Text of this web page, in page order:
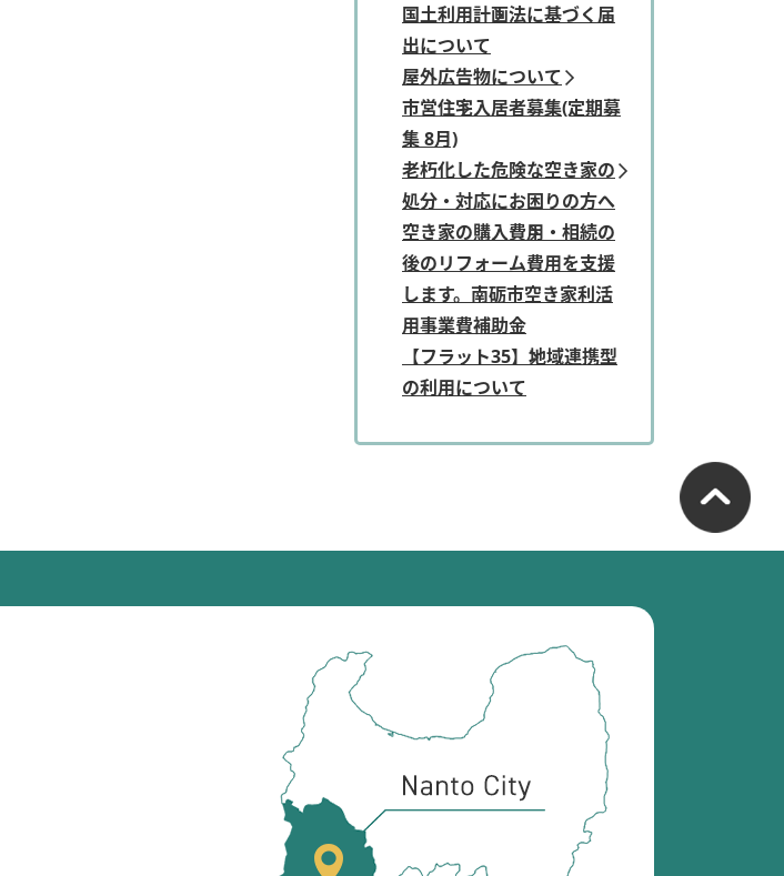
国土利用計画法に基づく届
出について
屋外広告物について
市営住宅入居者募集(定期募
集 8月)
老朽化した危険な空き家の
処分・対応にお困りの方へ
空き家の購入費用・相続の
後のリフォーム費用を支援
します。南砺市空き家利活
用事業費補助金
【フラット35】地域連携型
の利用について
位
置
を
記